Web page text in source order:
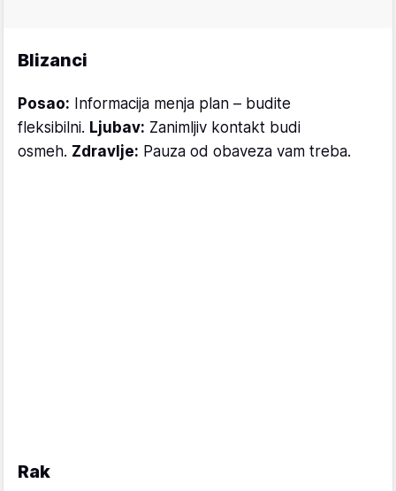
Blizanci
Posao: Informacija menja plan – budite
fleksibilni. Ljubav: Zanimljiv kontakt budi
osmeh. Zdravlje: Pauza od obaveza vam treba.
Rak